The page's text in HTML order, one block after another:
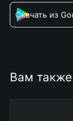
Скачать из
Вам